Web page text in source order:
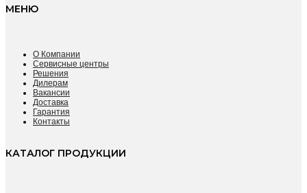
МЕНЮ
О Компании
Сервисные центры
Решения
Дилерам
Вакансии
Доставка
Гарантия
Контакты
КАТАЛОГ ПРОДУКЦИИ